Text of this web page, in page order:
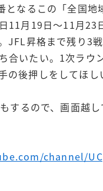
となるこの「全国
11月19日～11月
JFL昇格まで残り3
合いたい。1次ラウ
の後押しをしてほし
するので、画面越
channel/